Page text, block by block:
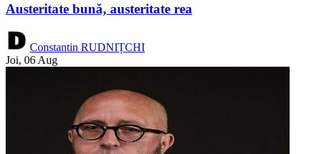
Austeritate bună, austeritate rea
Constantin RUDNIȚCHI
Joi, 06 Aug